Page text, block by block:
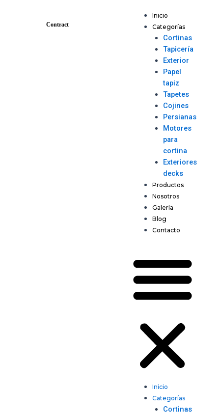
Contract
Inicio
Categorías
Cortinas
Tapicería
Exterior
Papel
tapiz
Tapetes
Cojines
Persianas
Motores
para
cortina
Exteriores
decks
Productos
Nosotros
Galería
Blog
Contacto
Inicio
Categorías
Cortinas